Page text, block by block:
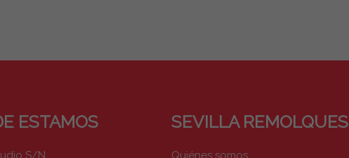
ESTAMOS
S/N
SEVILLA REMOLQUES
Quiénes somos